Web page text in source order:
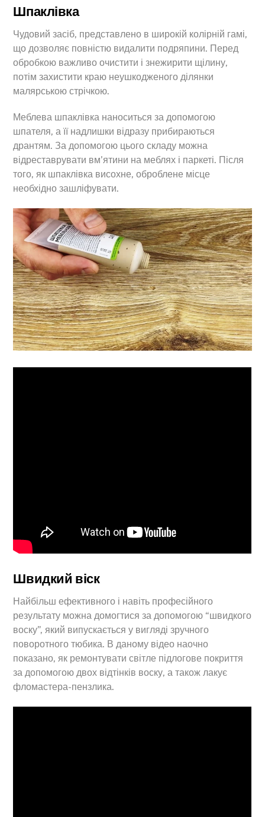
Шпаклівка
Чудовий засіб, представлено в широкій колірній гамі,
що дозволяє повністю видалити подряпини. Перед
обробкою важливо очистити і знежирити щілину,
потім захистити краю неушкодженого ділянки
малярською стрічкою.
Меблева шпаклівка наноситься за допомогою
шпателя, а її надлишки відразу прибираються
дрантям. За допомогою цього складу можна
відреставрувати вм’ятини на меблях і паркеті. Після
того, як шпаклівка висохне, оброблене місце
необхідно зашліфувати.
Швидкий віск
Найбільш ефективного і навіть професійного
результату можна домогтися за допомогою “швидкого
воску”, який випускається у вигляді зручного
поворотного тюбика. В даному відео наочно
показано, як ремонтувати світле підлогове покриття
за допомогою двох відтінків воску, а також лакує
фломастера-пензлика.